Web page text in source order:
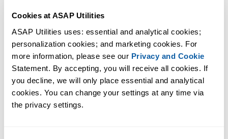
Cookies at ASAP Utilities
ASAP Utilities uses: essential and analytical cookies;
personalization cookies; and marketing cookies. For
more information, please see our Privacy and Cookie
Statement. By accepting, you will receive all cookies. If
you decline, we will only place essential and analytical
cookies. You can change your settings at any time via
the privacy settings.
许多 Excel 用户希望 Excel 内置的实用工具
节省 Excel 工作时间，简单高效。